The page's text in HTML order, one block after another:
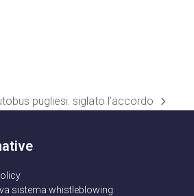
pugliesi: siglato l’accordo
sistema whistleblowing